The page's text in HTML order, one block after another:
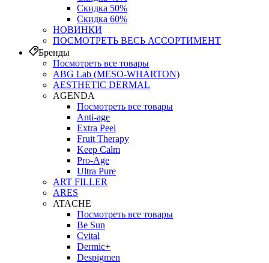
Скидка 50%
Скидка 60%
НОВИНКИ
ПОСМОТРЕТЬ ВЕСЬ АССОРТИМЕНТ
Бренды
Посмотреть все товары
ABG Lab (MESO-WHARTON)
AESTHETIC DERMAL
AGENDA
Посмотреть все товары
Anti-age
Extra Peel
Fruit Therapy
Keep Calm
Pro‑Age
Ultra Pure
ART FILLER
ARES
ATACHE
Посмотреть все товары
Be Sun
Cvital
Dermic+
Despigmen